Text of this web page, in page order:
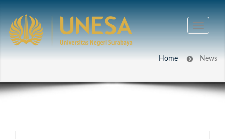
Home News